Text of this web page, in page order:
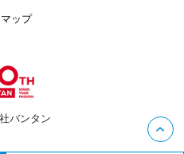
ップ
バンタン